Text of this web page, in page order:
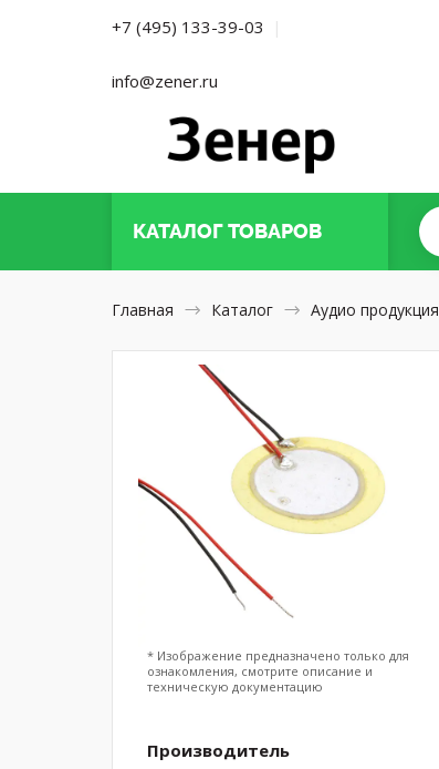
+7 (495) 133-39-03 |
info@zener.ru
КАТАЛОГТОВАРОВ
Главная Каталог Аудио продукция
* Изображение предназначено только для
ознакомления, смотрите описание и
техническую документацию
Производитель